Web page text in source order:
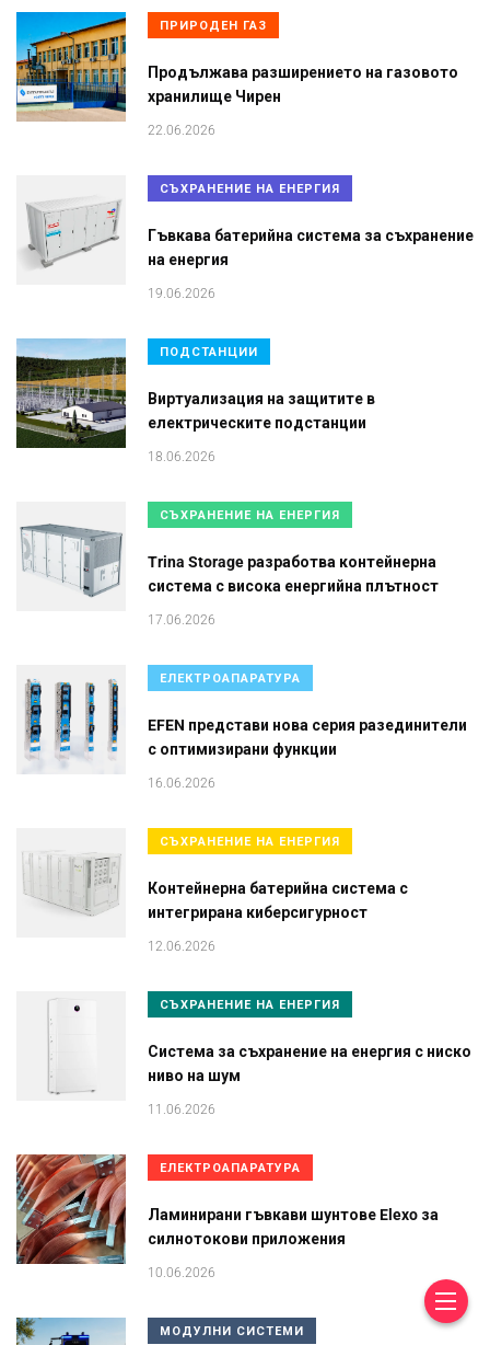
ПРИРОДЕН ГАЗ
Продължава разширението на газовото
хранилище Чирен
22.06.2026
СЪХРАНЕНИЕ НА ЕНЕРГИЯ
Гъвкава батерийна система за съхранение
на енергия
19.06.2026
ПОДСТАНЦИИ
Виртуализация на защитите в
електрическите подстанции
18.06.2026
СЪХРАНЕНИЕ НА ЕНЕРГИЯ
Trina Storage разработва контейнерна
система с висока енергийна плътност
17.06.2026
ЕЛЕКТРОАПАРАТУРА
EFEN представи нова серия разединители
с оптимизирани функции
16.06.2026
СЪХРАНЕНИЕ НА ЕНЕРГИЯ
Контейнерна батерийна система с
интегрирана киберсигурност
12.06.2026
СЪХРАНЕНИЕ НА ЕНЕРГИЯ
Система за съхранение на енергия с ниско
ниво на шум
11.06.2026
ЕЛЕКТРОАПАРАТУРА
Ламинирани гъвкави шунтове Elexo за
силнотокови приложения
10.06.2026
МОДУЛНИ СИСТЕМИ